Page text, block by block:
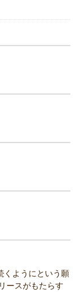
くようにという願
ースがもたらす